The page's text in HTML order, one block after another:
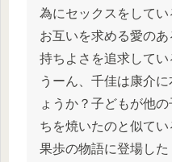
為にセックスをしてい
お互いを求める愛の
持ちよさを追求してい
うーん、千佳は康介
ょうか？子どもが他
ちを焼いたのと似てい
果歩の物語に登場し